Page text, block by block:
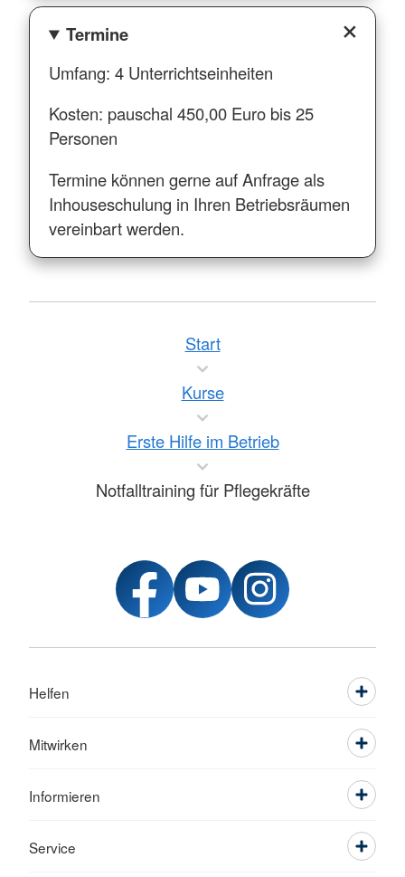
Termine
Umfang: 4 Unterrichtseinheiten
Kosten: pauschal 450,00 Euro bis 25
Personen
Termine können gerne auf Anfrage als
Inhouseschulung in Ihren Betriebsräumen
vereinbart werden.
Start
Kurse
Erste Hilfe im Betrieb
Notfalltraining für Pflegekräfte
Helfen
Mitwirken
Informieren
Service